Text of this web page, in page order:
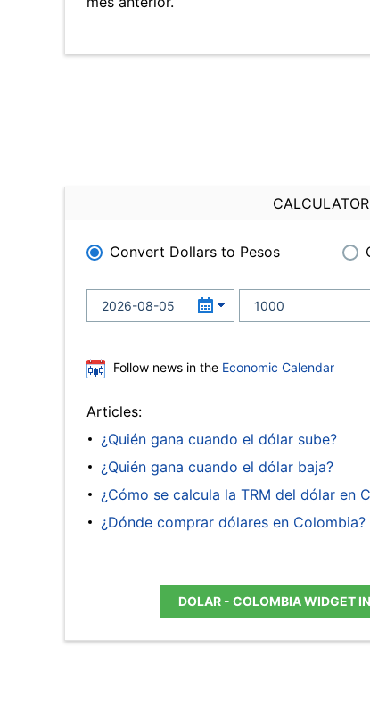
CALCULATOR
Convert Dollars to Pesos
Follow news in the Economic Calendar
Articles:
¿Quién gana cuando el dólar sube?
¿Quién gana cuando el dólar baja?
¿Cómo se calcula la TRM del dólar en
¿Dónde comprar dólares en Colombia?
DOLAR - COLOMBIA WIDGET